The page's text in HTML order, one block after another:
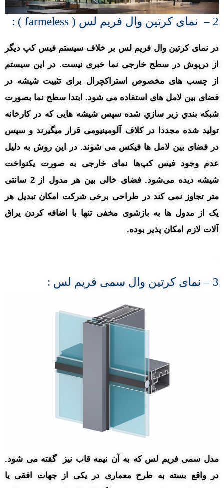
2 – نمای کرتین وال فریم لس ( farmeless ) :
در نمای کرتین وال فریم لس بر خلاف سیستم فیس کپ دیگر
از درپوش در سطح خارجی نما خبری نیست. در این سیستم
از چسب های مخصوص استراکچرال برای تثبیت شیشه در
فضای بین لامل های استفاده می شود. ابتدا سطح نما بصورت
شبکه بندي زير سازي شده سپس شیشه هایی که در کارخانه
تولید شده مجددا در کلاف آلومینیومی قرار میگیرند و سپس
در فضای بین لامل ها فیکس می شوند. در این روش به دلیل
عدم وجود فیس کپ‌ها نمای خارجی به صورت یکنواخت
شیشه دیده می‌شود. فضای خالی بین هر مدول از 2 سانتی
متر تجاوز نمی کند در طراحی برخی شرکت امکان تبدیل هر
یک از مدول ها به بازشوی مخفی تنها با اضافه کردن یراق
آلات لازم امکان پذیر بوده.
3 – نمای کرتین وال سمی فریم لس :
مدل سمی فریم لس که به آن نیمه قاب نیز گفته می شود.
در واقع بسته به طرح معماری در یکی از جهات افقی یا